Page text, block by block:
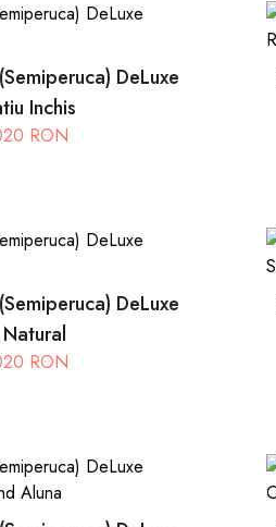
DeLuxe
Inchis
RON
DeLuxe
RON